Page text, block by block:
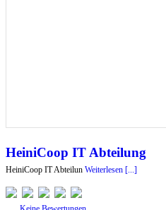
HeiniCoop IT Abteilung
HeiniCoop IT Abteilun Weiterlesen [...]